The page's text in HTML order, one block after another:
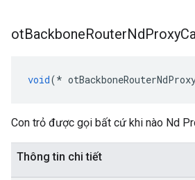
otBackboneRouterNdProxy
void(*
Con trỏ được gọi bất cứ khi nào Nd
Thông tin chi tiết